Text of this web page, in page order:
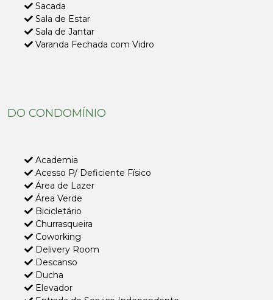
Sacada
Sala de Estar
Sala de Jantar
Varanda Fechada com Vidro
DO CONDOMÍNIO
Academia
Acesso P/ Deficiente Físico
Área de Lazer
Área Verde
Bicicletário
Churrasqueira
Coworking
Delivery Room
Descanso
Ducha
Elevador